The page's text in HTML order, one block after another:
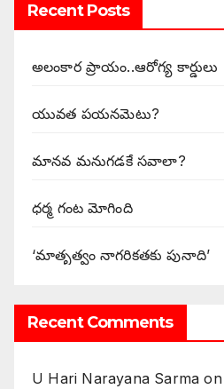
Recent Posts
అలంకార ప్రాయం..ఆరోగ్య కార్డులు
యువత పయనమెటు?
మానవ మనుగడకే సవాలా?
ధర్మ గంట మోగింది
‘మాతృత్వం నాగరికతకు పునాది’
Recent Comments
U Hari Narayana Sarma